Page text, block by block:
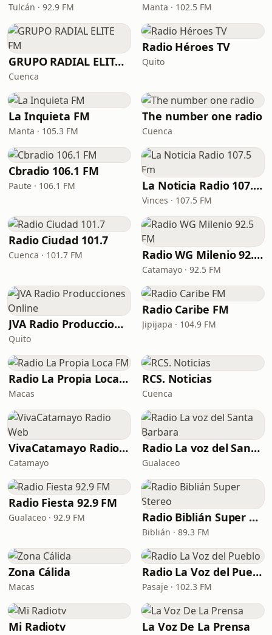
Tulcán · 92.9 FM Manta · 102.5 FM
GRUPO RADIAL ELITE FM
Cuenca
Radio Héroes TV
Quito
La Inquieta FM
Manta · 105.3 FM
The number one radio
Cuenca
Cbradio 106.1 FM
Paute · 106.1 FM La Noticia Radio 107.5 Fm
Vinces · 107.5 FM
Radio Ciudad 101.7
Cuenca · 101.7 FM Radio WG Milenio 92.5 FM
Catamayo · 92.5 FM
JVA Radio Producciones Online
Quito
Radio Caribe FM
Jipijapa · 104.9 FM
Radio La Propia Loca FM
Macas
RCS. Noticias
Cuenca
VivaCatamayo Radio Web
Catamayo
Radio La voz del Santa Barbara
Gualaceo
Radio Fiesta 92.9 FM
Gualaceo · 92.9 FM Radio Biblián Super Stereo
Biblián · 89.3 FM
Zona Cálida
Macas
Radio La Voz del Pueblo
Pasaje · 102.3 FM
Mi Radiotv La Voz De La Prensa